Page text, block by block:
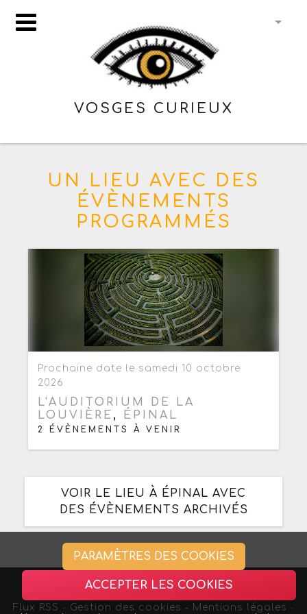
VOSGES CURIEUX
UN LIEU AVEC DES
ÉVÈNEMENTS
PROGRAMMÉS
Prochaine date le samedi 10 octobre
2026
L'AUDITORIUM DE LA
LOUVIÈRE , ÉPINAL
2 ÉVÈNEMENTS À VENIR
VOIR LE LIEU À ÉPINAL AVEC
DES ÉVÈNEMENTS ARCHIVÉS
Flux RSS Gestion des cookies - Mentions légales
PARAMÈTRES DES COOKIES
ACCEPTER LES COOKIES